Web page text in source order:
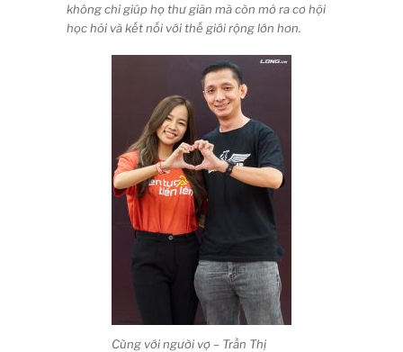
không chỉ giúp họ thư giãn mà còn mở ra cơ hội
học hỏi và kết nối với thế giới rộng lớn hơn.
Cùng với người vợ – Trần Thị